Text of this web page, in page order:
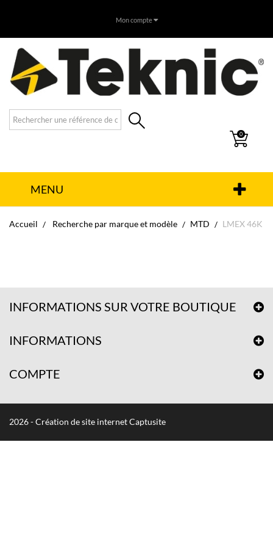
Mon compte
0
MENU
Accueil Recherche par marque et modèle MTD LMEX 46K
INFORMATIONS SUR VOTRE BOUTIQUE
INFORMATIONS
COMPTE
2026 - Création de site internet Captusite